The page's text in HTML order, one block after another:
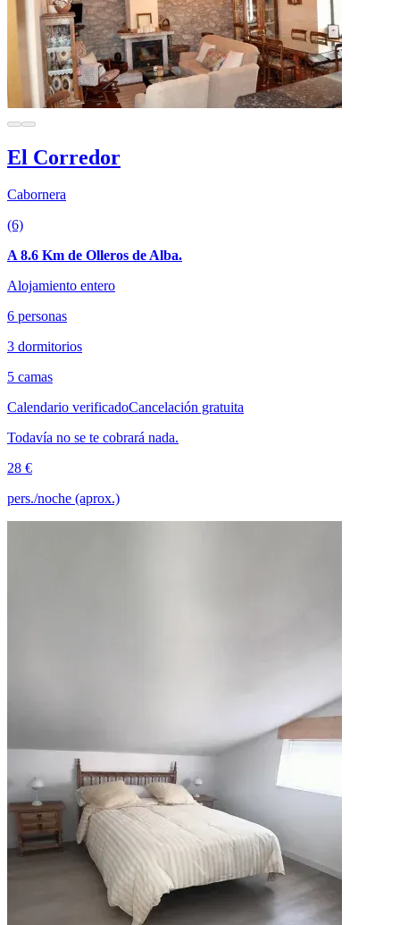
El Corredor
Cabornera
(6)
A 8.6 Km de Olleros de Alba.
Alojamiento entero
6 personas
3 dormitorios
5 camas
Calendario verificadoCancelación gratuita
Todavía no se te cobrará nada.
28 €
pers./noche (aprox.)